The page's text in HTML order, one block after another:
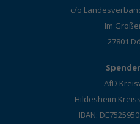
c/o
Im
27801
AfD
Hildesheim
IBAN: